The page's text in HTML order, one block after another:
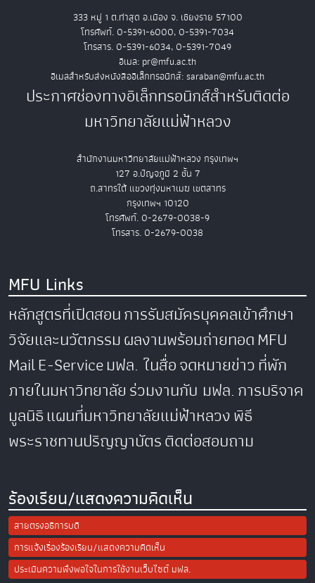
333 หมู่ 1 ต.ท่าสุด อ.เมือง จ. เชียงราย 57100
โทรศัพท์. 0-5391-6000, 0-5391-7034
โทรสาร. 0-5391-6034, 0-5391-7049
อีเมล: pr@mfu.ac.th
อีเมลสำหรับส่งหนังสืออิเล็กทรอนิกส์: saraban@mfu.ac.th
ประกาศช่องทางอิเล็กทรอนิกส์สำหรับติดต่อ
มหาวิทยาลัยแม่ฟ้าหลวง
สำนักงานมหาวิทยาลัยแม่ฟ้าหลวง กรุงเทพฯ
127 อ.ปัญจภูมิ 2 ชั้น 7
ถ.สาทรใต้ แขวงทุ่งมหาเมฆ เขตสาทร
กรุงเทพฯ 10120
โทรศัพท์. 0-2679-0038-9
โทรสาร. 0-2679-0038
MFU Links
หลักสูตรที่เปิดสอนการรับสมัครบุคคลเข้าศึกษา
วิจัยและนวัตกรรมผลงานพร้อมถ่ายทอดMFU
MailE-Serviceมฟล. ในสื่อจดหมายข่าวที่พัก
ภายในมหาวิทยาลัยร่วมงานกับ มฟล.การบริจาค
มูลนิธิแผนที่มหาวิทยาลัยแม่ฟ้าหลวงพิธี
พระราชทานปริญญาบัตรติดต่อสอบถาม
ร้องเรียน/แสดงความคิดเห็น
สายตรงอธิการบดี
การแจ้งเรื่องร้องเรียน/แสดงความคิดเห็น
ประเมินความพึงพอใจในการใช้งานเว็บไซต์ มฟล.